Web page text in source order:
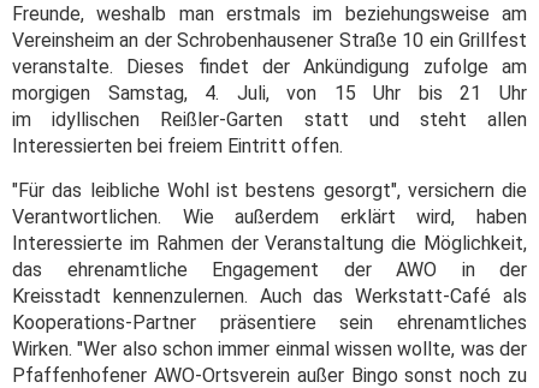
Freunde, weshalb man erstmals im beziehungsweise am
Vereinsheim an der Schrobenhausener Straße 10 ein Grillfest
veranstalte. Dieses findet der Ankündigung zufolge am
morgigen Samstag, 4. Juli, von 15 Uhr bis 21 Uhr
im idyllischen Reißler-Garten statt und steht allen
Interessierten bei freiem Eintritt offen.
"Für das leibliche Wohl ist bestens gesorgt", versichern die
Verantwortlichen. Wie außerdem erklärt wird, haben
Interessierte im Rahmen der Veranstaltung die Möglichkeit,
das ehrenamtliche Engagement der AWO in der
Kreisstadt kennenzulernen. Auch das Werkstatt-Café als
Kooperations-Partner präsentiere sein ehrenamtliches
Wirken. "Wer also schon immer einmal wissen wollte, was der
Pfaffenhofener AWO-Ortsverein außer Bingo sonst noch zu